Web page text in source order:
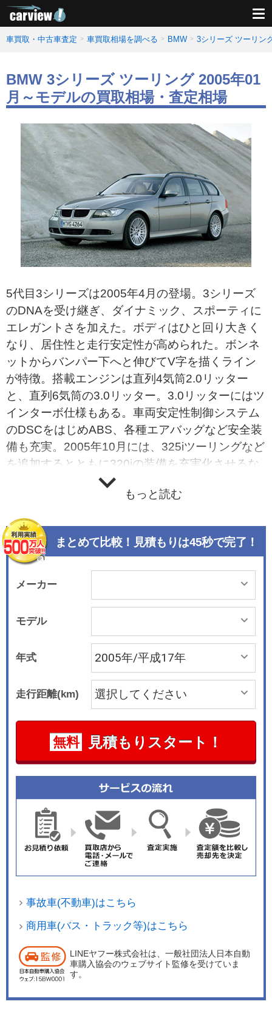
車買取・中古車査定 車買取相場を調べる BMW 3シリーズ ツーリン
BMW 3シリーズ ツーリング 2005年01
月～モデルの買取相場・査定相場
5代目3シリーズは2005年4月の登場。3シリーズ
のDNAを受け継ぎ、ダイナミック、スポーティに
エレガントさを加えた。ボディはひと回り大きく
なり、居住性と走行安定性が高められた。ボンネ
ットからバンパー下へと伸びてV字を描くライン
が特徴。搭載エンジンは直列4気筒2.0リッター
と、直列6気筒の3.0リッター。3.0リッターにはツ
インターボ仕様もある。車両安定性制御システム
のDSCをはじめABS、各種エアバッグなど安全装
備も充実。2005年10月には、325iツーリングなど
を追加するとともに320iの装備を充実化させるな
どの改良を行った。
もっと読む
まとめて比較！見積もりは45秒で完了！
メーカー
モデル
年式
走行距離(km)
無料 見積もりスタート！
事故車(不動車)はこちら
商用車(バス・トラック等)はこちら
LINEヤフー株式会社は、一般社団法人日本自動
車購入協会のウェブサイト監修を受けていま
す。